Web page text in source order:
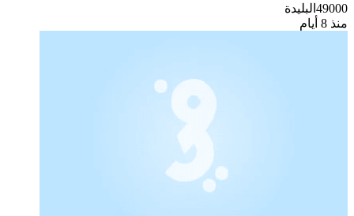
49000 البليدة
منذ 8 أيام